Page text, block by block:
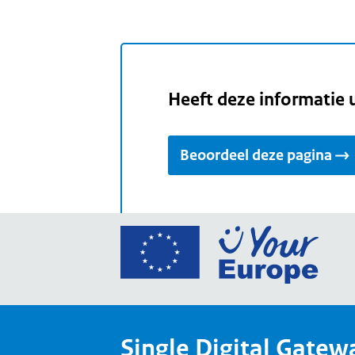
Heeft deze informatie
Beoordeel deze pagina
Ga
Your
Single Digital